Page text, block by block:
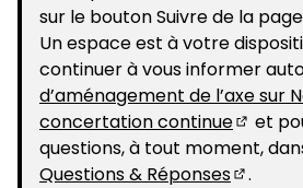
sur le bouton Suivre de la
Un espace est à votre
continuer à vous informer
d’aménagement de l’axe sur
concertation continue
et
questions, à tout moment,
Questions & Réponses
.